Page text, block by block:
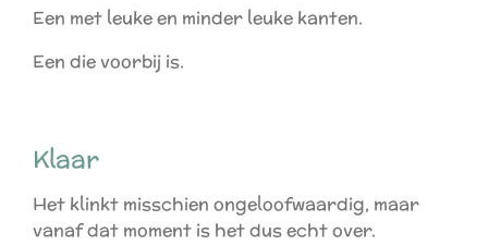
Een met leuke en minder leuke kanten.
Een die voorbij is.
Klaar
Het klinkt misschien ongeloofwaardig, maar
vanaf dat moment is het dus echt over.